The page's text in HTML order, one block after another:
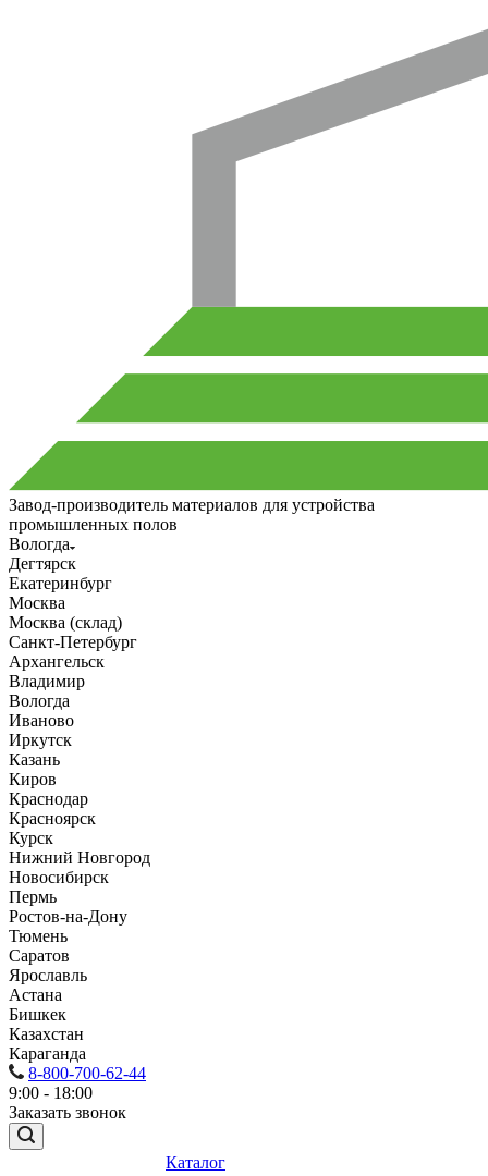
Завод-производитель материалов для устройства
промышленных полов
Вологда
Дегтярск
Екатеринбург
Москва
Москва (склад)
Санкт-Петербург
Архангельск
Владимир
Вологда
Иваново
Иркутск
Казань
Киров
Краснодар
Красноярск
Курск
Нижний Новгород
Новосибирск
Пермь
Ростов-на-Дону
Тюмень
Саратов
Ярославль
Астана
Бишкек
Казахстан
Караганда
8-800-700-62-44
9:00 - 18:00
Заказать звонок
Каталог